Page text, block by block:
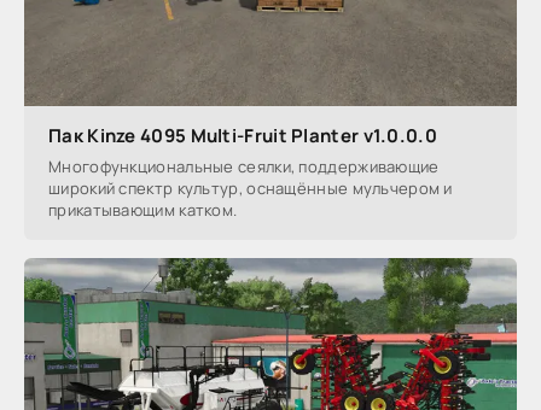
Пак Kinze 4095 Multi-Fruit Planter v1.0.0.0
Многофункциональные сеялки, поддерживающие
широкий спектр культур, оснащённые мульчером и
прикатывающим катком.